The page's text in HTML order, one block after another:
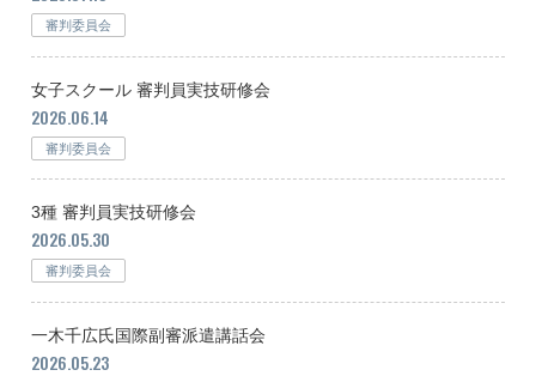
審判委員会
女子スクール 審判員実技研修会
2026.06.14
審判委員会
3種 審判員実技研修会
2026.05.30
審判委員会
一木千広氏国際副審派遣講話会
2026.05.23